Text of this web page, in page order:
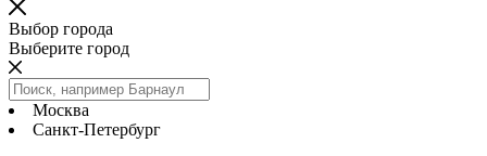
Выбор города
Выберите город
Москва
Санкт-Петербург